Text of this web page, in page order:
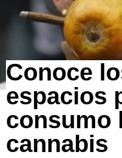
Conoce
espacios
consumo
cannabis